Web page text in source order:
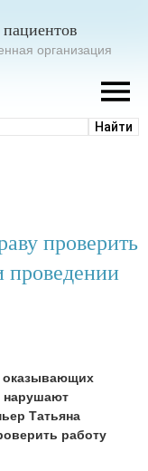
организация
проверить
проведении
оказывающих
нарушают
Татьяна
работу